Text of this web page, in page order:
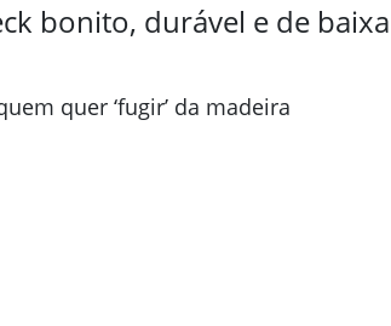
bonito, durável e de baixa
quer ‘fugir’ da madeira